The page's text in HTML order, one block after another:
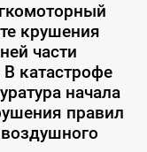
крушения
части
катастрофе
начала
правил